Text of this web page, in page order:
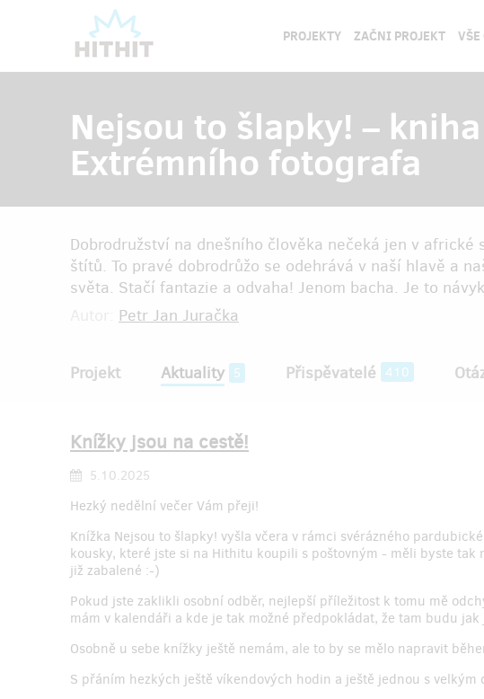
PROJEKTY ZAČNI PROJEKT
Nejsou to šlapky! –
Extrémního fotografa
Dobrodružství na dnešního člověka nečeká jen v
štítů. To pravé dobrodrůžo se odehrává v naší hlavě a
světa. Stačí fantazie a odvaha! Jenom bacha. Je to
Petr Jan Juračka
Projekt Aktuality 5 Přispěvatelé 410
Knížky jsou na cestě!
5.10.2025
Hezký nedělní večer Vám přeji!
Knížka Nejsou to šlapky! vyšla včera v rámci svérázného
kousky, které jste si na Hithitu koupili s poštovným - měli byste tak
již zabalené :-)
Pokud jste zaklikli osobní odběr, nejlepší příležitost k tomu mě
mám v kalendáři a kde je tak možné předpokládat, že tam budu
Osobně u sebe knížky ještě nemám, ale to by se mělo napravit
S přáním hezkých ještě víkendových hodin a ještě jednou s velkým